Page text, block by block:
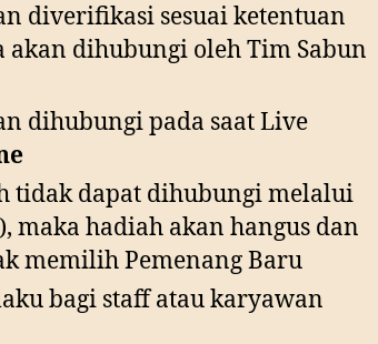
diverifikasi sesuai ketentuan
akan dihubungi oleh Tim Sabun
dihubungi pada saat Live
tidak dapat dihubungi melalui
maka hadiah akan hangus dan
memilih Pemenang Baru
bagi staff atau karyawan